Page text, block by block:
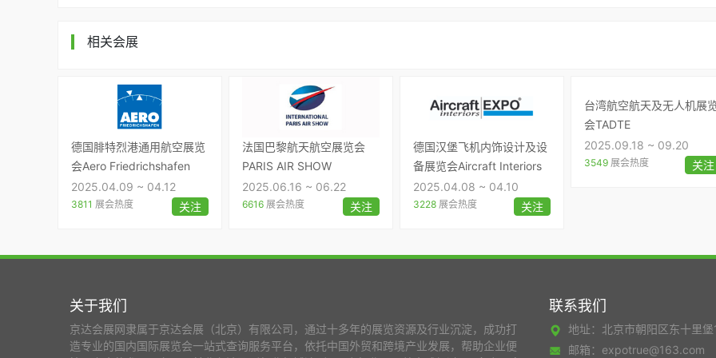
相关会展
德国腓特烈港通用航空展览
会Aero Friedrichshafen
2025.04.09 ~ 04.12
3811 展会热度 关注
法国巴黎航天航空展览会
PARIS AIR SHOW
2025.06.16 ~ 06.22
6616 展会热度 关注
德国汉堡飞机内饰设计及设
备展览会Aircraft Interiors
EXPO
2025.04.08 ~ 04.10
3228 展会热度 关注
台湾航空航天及无人机展
会TADTE
2025.09.18 ~ 09.20
3549 展会热度 关注
关于我们
京达会展网隶属于京达会展（北京）有限公司，通过十多年的展览资源及行业沉淀，成功打
造专业的国内国际展览会一站式查询服务平台，依托中国外贸和跨境产业发展，帮助企业便
联系我们
地址：北京市朝阳区东十里
邮箱：expotrue@163.com